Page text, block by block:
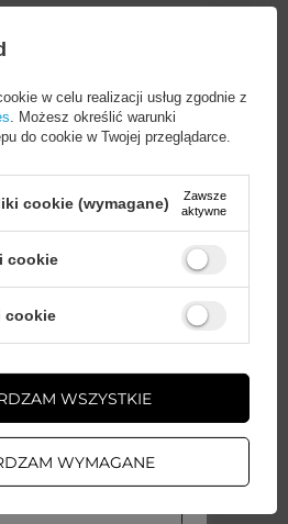
ZADAJ PYTANIE
GSM
swoją opinię
założyć konto
zniżki na kolejne
KONTO
w celu realizacji usług zgodnie z
. Możesz określić warunki
do cookie w Twojej przeglądarce.
cookie (wymagane)
Zawsze
aktywne
cookie
cookie
WYMAGANE
WSZYSTKIE